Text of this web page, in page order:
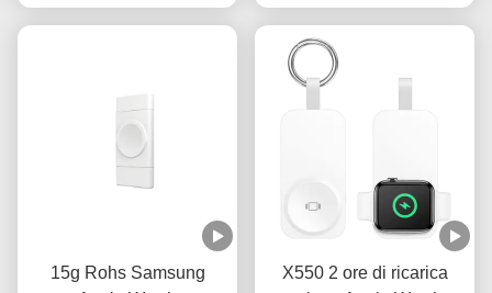
15g Rohs Samsung
X550 2 ore di ricarica